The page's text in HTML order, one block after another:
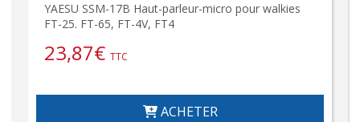
YAESU SSM-17B Haut-parleur-micro pour walkies
FT-25. FT-65, FT-4V, FT4
23,87€ TTC
ACHETER